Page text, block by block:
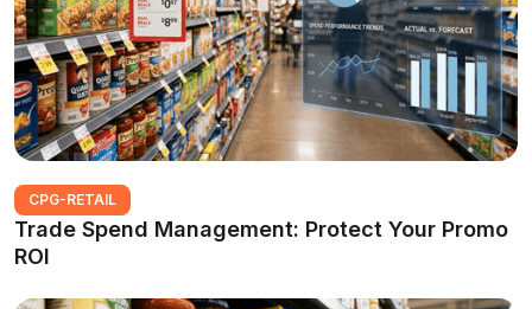
CPG-RETAIL
Trade Spend Management: Protect Your Promo
ROI